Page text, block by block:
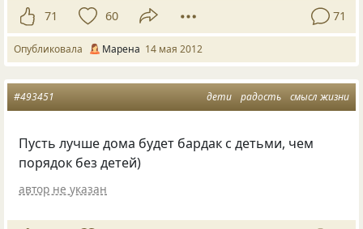
71 60 71
Опубликовала Марена 14 мая 2012
дети радость смысл жизни
#493451
Пусть лучше дома будет бардак с детьми, чем
порядок без детей)
автор не указан